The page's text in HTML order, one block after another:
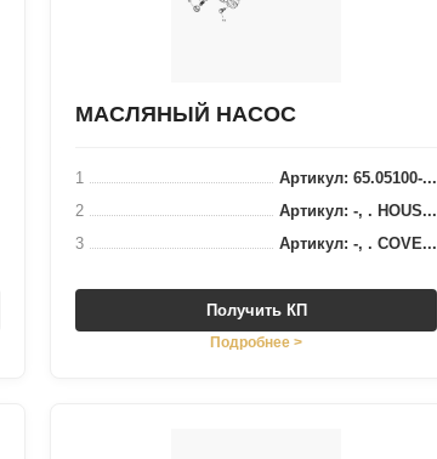
МАСЛЯНЫЙ НАСОС
1
Артикул: 65.05100-...
2
Артикул: -, . HOUS...
3
Артикул: -, . COVE...
Получить КП
Подробнее >